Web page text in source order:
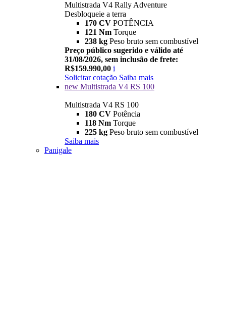
Multistrada V4 Rally Adventure
Desbloqueie a terra
170 CV POTÊNCIA
121 Nm Torque
238 kg Peso bruto sem combustível
Preço público sugerido e válido até
31/08/2026, sem inclusão de frete:
R$159.990,00 i
Solicitar cotação Saiba mais
new Multistrada V4 RS 100
Multistrada V4 RS 100
180 CV Potência
118 Nm Torque
225 kg Peso bruto sem combustível
Saiba mais
Panigale